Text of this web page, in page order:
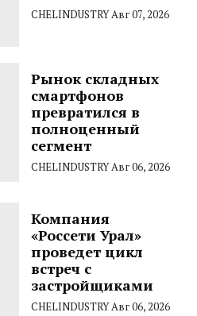
CHELINDUSTRYАвг 07, 2026
Рынок складных
смартфонов
превратился в
полноценный
сегмент
CHELINDUSTRYАвг 06, 2026
Компания
«Россети Урал»
проведет цикл
встреч с
застройщиками
CHELINDUSTRYАвг 06, 2026